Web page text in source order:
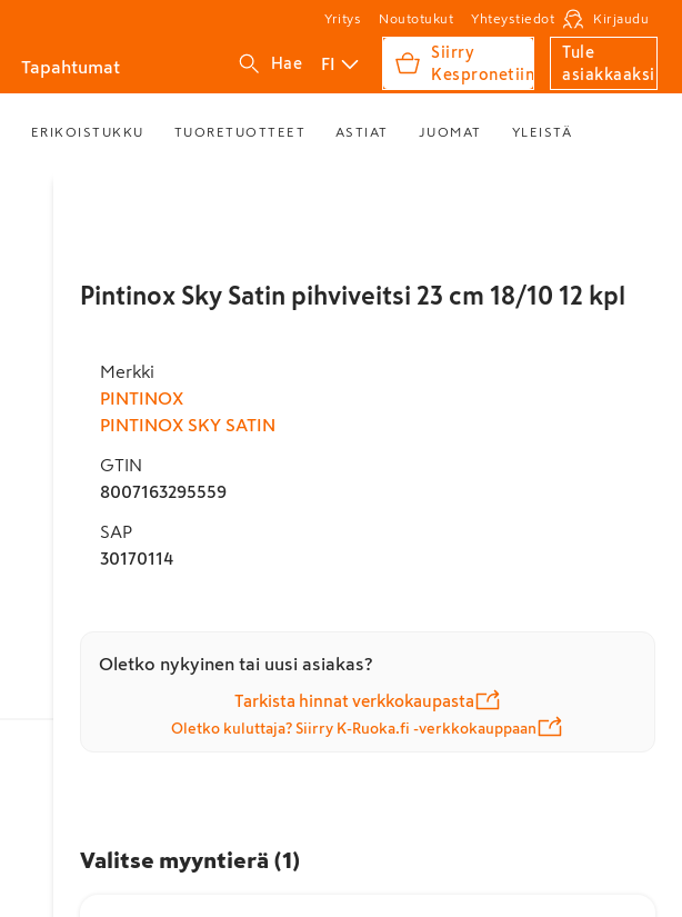
Yritys Noutotukut Yhteystiedot Kirjaudu
Tapahtumat Hae FI
Siirry
Kespronetiin
Tule
asiakkaaksi
ERIKOISTUKKU TUORETUOTTEET ASTIAT JUOMAT YLEISTÄ
Pintinox Sky Satin pihviveitsi 23 cm 18/10 12 kpl
Merkki
PINTINOX
PINTINOX SKY SATIN
GTIN
8007163295559
SAP
30170114
Oletko nykyinen tai uusi asiakas?
Tarkista hinnat verkkokaupasta
Oletko kuluttaja? Siirry K-Ruoka.fi -verkkokauppaan
Valitse myyntierä (1 )